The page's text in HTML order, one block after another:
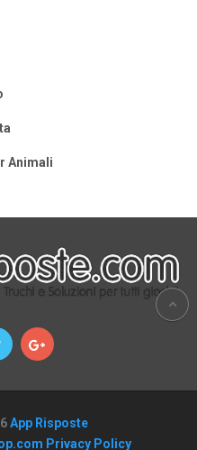
Animali
App Risposte
Privacy Policy